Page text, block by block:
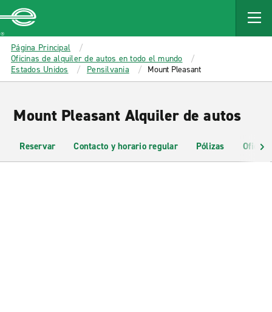
MAIN
CONTENT
Enterprise
Página Principal
Oficinas de alquiler de autos en todo el mundo
Estados Unidos
Pensilvania Mount Pleasant
Mount Pleasant Alquiler de autos
Reservar Contacto y horario regular Pólizas